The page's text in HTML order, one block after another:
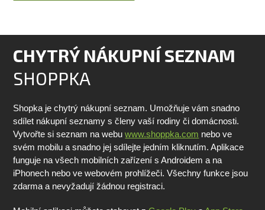
CHYTRÝ NÁKUPNÍ SEZNAM
SHOPPKA
Shopka je chytrý nákupní seznam. Umožňuje vám snadno
sdílet nákupní seznamy s členy vaší rodiny či domácnosti.
Vytvořte si seznam na webuwww.shoppka.com nebo ve
svém mobilu a snadno jej sdílejte jedním kliknutím. Aplikace
funguje na všech mobilních zařízení s Androidem a na
iPhonech nebo ve webovém prohlížeči. Všechny funkce jsou
zdarma a nevyžadují žádnou registraci.